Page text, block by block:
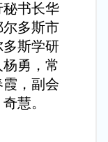
书长华
多斯市
斯学研
勇，常
，副会
慧。